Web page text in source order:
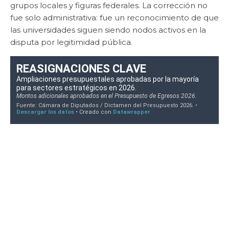
grupos locales y figuras federales. La corrección no
fue solo administrativa: fue un reconocimiento de que
las universidades siguen siendo nodos activos en la
disputa por legitimidad pública.